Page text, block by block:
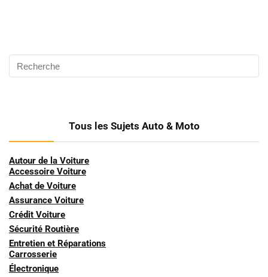
Tous les Sujets Auto & Moto
Autour de la Voiture
Accessoire Voiture
Achat de Voiture
Assurance Voiture
Crédit Voiture
Sécurité Routière
Entretien et Réparations
Carrosserie
Électronique